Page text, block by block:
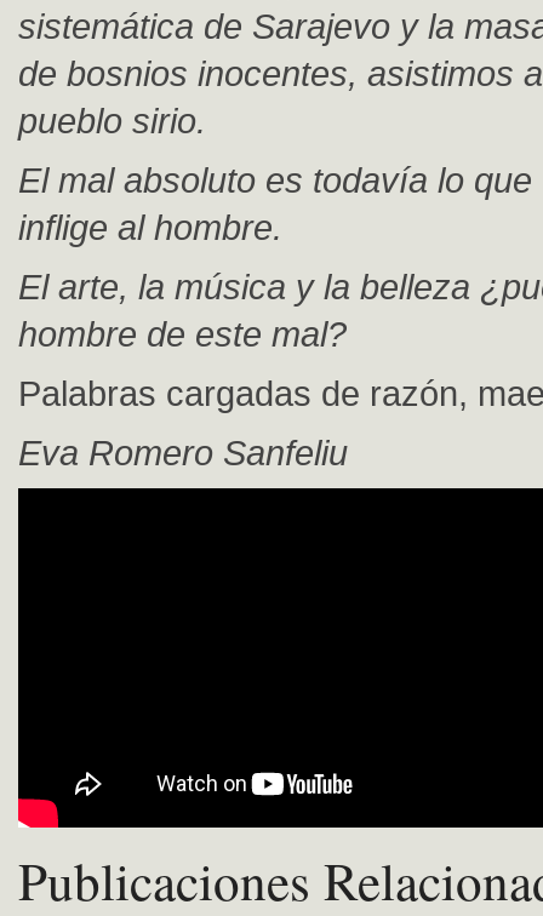
sistemática de Sarajevo y la
de bosnios inocentes, asistimos
pueblo sirio.
El mal absoluto es todavía lo que
inflige al hombre.
El arte, la música y la belleza
hombre de este mal?
Palabras cargadas de razón,
Eva Romero Sanfeliu
Publicaciones